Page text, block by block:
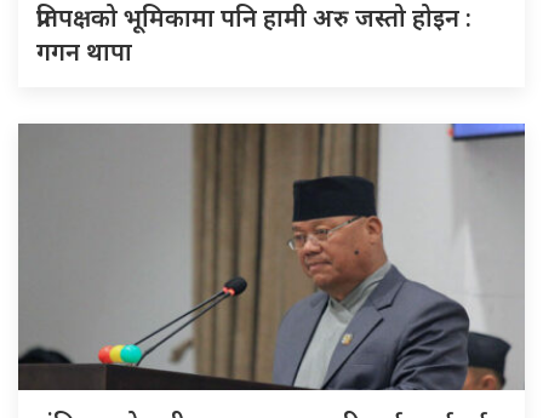
प्रतिपक्षको भूमिकामा पनि हामी अरु जस्तो होइन :
गगन थापा